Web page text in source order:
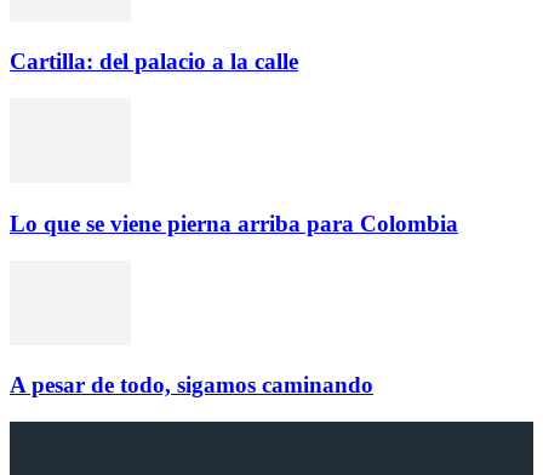
Cartilla: del palacio a la calle
Lo que se viene pierna arriba para Colombia
A pesar de todo, sigamos caminando